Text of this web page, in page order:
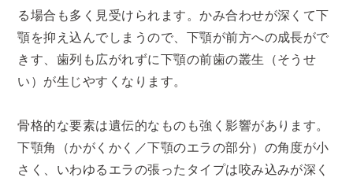
る場合も多く見受けられます。かみ合わせが深くて下
顎を抑え込んでしまうので、下顎が前方への成長がで
きす、歯列も広がれずに下顎の前歯の叢生（そうせ
い）が生じやすくなります。
骨格的な要素は遺伝的なものも強く影響があります。
下顎角（かがくかく／下顎のエラの部分）の角度が小
さく、いわゆるエラの張ったタイプは咬み込みが深く